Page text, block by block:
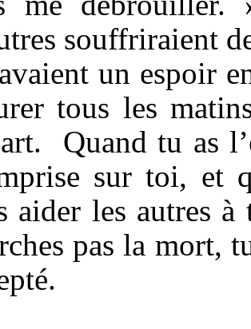
souffriraient
un espoir
tous les
Quand tu as
sur toi, et
aider les autres à
pas la mort,